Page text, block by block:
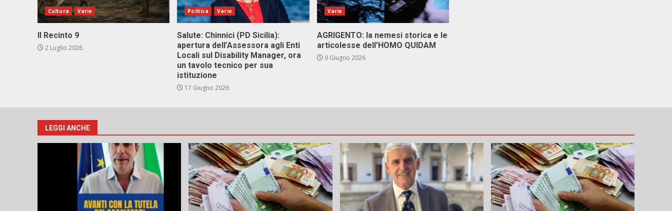
Cultura Varie
Il Recinto 9
2 Luglio 2026
Politica Varie
Salute: Chinnici (PD Sicilia):
apertura dell’Assessora agli Enti
Locali sul Disability Manager, ora
un tavolo tecnico per sua
istituzione
17 Giugno 2026
Varie
AGRIGENTO: la nemesi storica e le
articolesse dell’HOMO QUIDAM
9 Giugno 2026
LEGGI ANCHE